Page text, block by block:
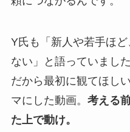
Y氏も「新人や若手ほ
ない」と語っていました
だから最初に観てほし
マにした動画。 考える
た上で動け。